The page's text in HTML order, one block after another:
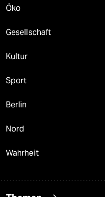
Öko
Gesellschaft
Kultur
Sport
Berlin
Nord
Wahrheit